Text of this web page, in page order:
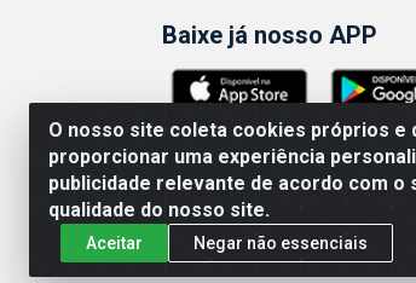
O nosso site coleta cookies próprios e
proporcionar uma experiência
publicidade relevante de acordo com o
qualidade do nosso site.
Aceitar Negar não essenciais
Baixe já nosso APP
ABRASEG COMÉRCIO